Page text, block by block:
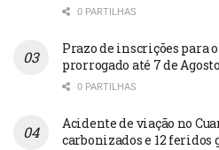
0 PARTILHAS
Prazo de inscrições para
prorrogado até 7 de Agosto
0 PARTILHAS
Acidente de viação no
carbonizados e 12 feridos